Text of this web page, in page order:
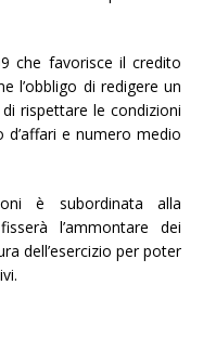
che favorisce il credito
l’obbligo di redigere un
rispettare le condizioni
e numero medio
è subordinata alla
l’ammontare dei
dell’esercizio per poter